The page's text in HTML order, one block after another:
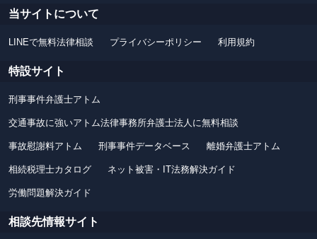
当サイトについて
LINEで無料法律相談 プライバシーポリシー 利用規約
特設サイト
刑事事件弁護士アトム
交通事故に強いアトム法律事務所弁護士法人に無料相談
事故慰謝料アトム 刑事事件データベース 離婚弁護士アトム
相続税理士カタログ ネット被害・IT法務解決ガイド
労働問題解決ガイド
相談先情報サイト